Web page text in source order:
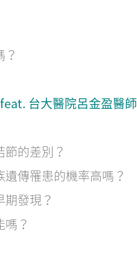
台大醫院呂金盈醫師
的差別？
傳罹患的機率高嗎？
發現？
？